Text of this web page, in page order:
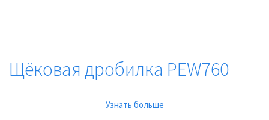
Щёковая дробилка PEW760
Узнать больше